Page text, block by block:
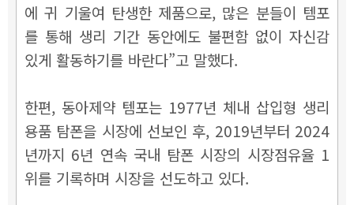
에 귀 기울여 탄생한 제품으로, 많은 분들이 템포
를 통해 생리 기간 동안에도 불편함 없이 자신감
있게 활동하기를 바란다”고 말했다.
한편, 동아제약 템포는 1977년 체내 삽입형 생리
용품 탐폰을 시장에 선보인 후, 2019년부터 2024
년까지 6년 연속 국내 탐폰 시장의 시장점유율 1
위를 기록하며 시장을 선도하고 있다.